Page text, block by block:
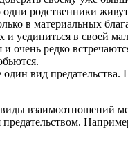
одни родственники
в материальных
и уединиться в своей
и очень редко
один вид
взаимоотношений
предательством.